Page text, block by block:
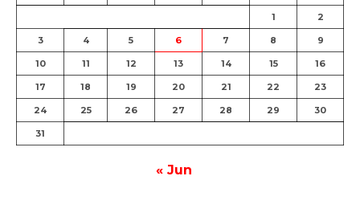
1 2
3 4 5 6 7 8 9
10 11 12 13 14 15 16
17 18 19 20 21 22 23
24 25 26 27 28 29 30
31
« Jun